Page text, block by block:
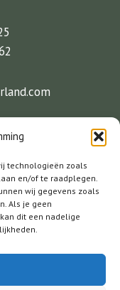
technologieën zoals
en/of te raadplegen.
wij gegevens zoals
Als je geen
dit een nadelige
Events